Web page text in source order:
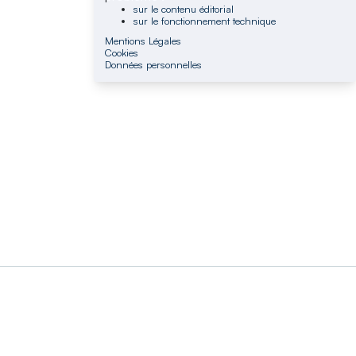
sur le contenu éditorial
sur le fonctionnement technique
Mentions Légales
Cookies
Données personnelles